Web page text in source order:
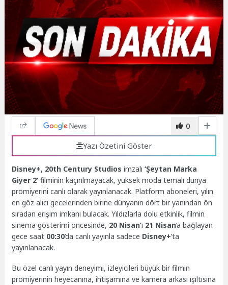
0
Yazı Özetini Göster
Disney+, 20th Century Studiosimzalı‘Şeytan Marka
Giyer 2’filminin kaçırılmayacak, yüksek moda temalı dünya
prömiyerini canlı olarak yayınlanacak. Platform aboneleri, yılın
en göz alıcı gecelerinden birine dünyanın dört bir yanından ön
sıradan erişim imkanı bulacak. Yıldızlarla dolu etkinlik, filmin
sinema gösterimi öncesinde, 20 Nisan’ı 21 Nisan’a bağlayan
gece saat 00:30’da canlı yayınla sadece Disney+’ta
yayınlanacak.
Bu özel canlı yayın deneyimi, izleyicileri büyük bir filmin
prömiyerinin heyecanına, ihtişamına ve kamera arkası ışıltısına